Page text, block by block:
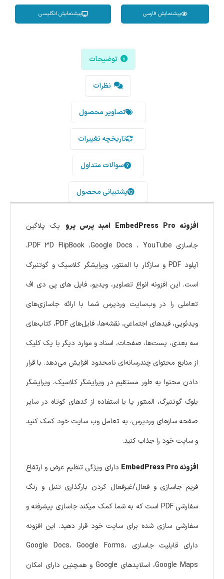
پیشنمایش فارسی پیشنمایش انگلیسی
توضیحات
نظرات
تصاویر محصول
تاریخچه تغییرات
سوالات متداول
پشتیبانی محصول
افزونه EmbedPress Pro امبد پرس پرو یک پلاگین
جاسازی PDF 3D FlipBook ،Google Docs ، YouTube،
آپلود PDF و سازگار با المنتور، ویرایشگر کلاسیک و گوتنبرگ
است. این افزونه انواع تصاویر، ویدیو، فایل های پی دی اف
تعاملی را در وب‌سایت وردپرس شما با ارائه جاسازی‌های
ویدئویی، فیدهای اجتماعی، نقشه‌ها، فایل‌های PDF، کتاب‌های
سه بعدی، پست‌ها، صفحات، اسناد و موارد دیگر با یک کلیک
از منابع محتوای چندرسانه‌ای نامحدود افزایش می‌دهد. با قرار
دادن محتوا به طور مستقیم در ویرایشگر کلاسیک، ویرایشگر
بلوک گوتنبرگ، المنتور یا با استفاده از کدهای کوتاه در سایر
صفحه سازهای وردپرس، به تعامل وب سایت خود کمک کنید
و سایت خود را جذاب کنید.
افزونه EmbedPress Pro
دارای ویژگی تنظیم عرض و ارتفاع
فریم جاسازی و فعال/غیرفعال کردن بارگذاری تنبل و رنگ
سفارشی PDF است که به شما کمک میکند جاسازی پیشرفته و
سفارشی سازی شده برای سایت خود قرار دهید. این افزونه
دارای قابلیت جاسازی Google Docs، Google Forms،
Google Maps، اسلایدهای Google و همچنین دارای امکان